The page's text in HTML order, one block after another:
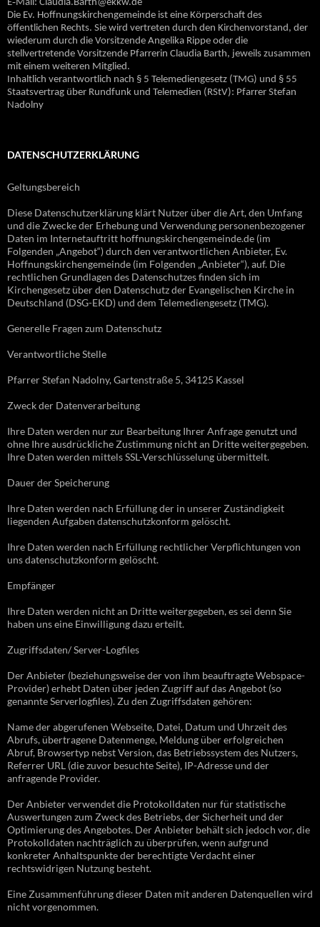
E‐Mail: Claudia.Barth@ekkw.de
Die Ev. Hoffnungskirchengemeinde ist eine Körperschaft des
öffentlichen Rechts. Sie wird vertreten durch den Kirchenvorstand, der
wiederum durch die Vorsitzende Angelika Rippe oder die
stellvertretende Vorsitzende Pfarrerin Claudia Barth, jeweils zusammen
mit einem weiteren Mitglied.
Inhaltlich verantwortlich nach § 5 Telemediengesetz (TMG) und § 55
Staatsvertrag über Rundfunk und Telemedien (RStV): Pfarrer Stefan
Nadolny
DATENSCHUTZERKLÄRUNG
Geltungsbereich
Diese Datenschutzerklärung klärt Nutzer über die Art, den Umfang
und die Zwecke der Erhebung und Verwendung personenbezogener
Daten im Internetauftritt hoffnungskirchengemeinde.de (im
Folgenden „Angebot“) durch den verantwortlichen Anbieter, Ev.
Hoffnungskirchengemeinde (im Folgenden „Anbieter“), auf. Die
rechtlichen Grundlagen des Datenschutzes finden sich im
Kirchengesetz über den Datenschutz der Evangelischen Kirche in
Deutschland (DSG-EKD) und dem Telemediengesetz (TMG).
Generelle Fragen zum Datenschutz
Verantwortliche Stelle
Pfarrer Stefan Nadolny, Gartenstraße 5, 34125 Kassel
Zweck der Datenverarbeitung
Ihre Daten werden nur zur Bearbeitung Ihrer Anfrage genutzt und
ohne Ihre ausdrückliche Zustimmung nicht an Dritte weitergegeben.
Ihre Daten werden mittels SSL-Verschlüsselung übermittelt.
Dauer der Speicherung
Ihre Daten werden nach Erfüllung der in unserer Zuständigkeit
liegenden Aufgaben datenschutzkonform gelöscht.
Ihre Daten werden nach Erfüllung rechtlicher Verpflichtungen von
uns datenschutzkonform gelöscht.
Empfänger
Ihre Daten werden nicht an Dritte weitergegeben, es sei denn Sie
haben uns eine Einwilligung dazu erteilt.
Zugriffsdaten/ Server-Logfiles
Der Anbieter (beziehungsweise der von ihm beauftragte Webspace-
Provider) erhebt Daten über jeden Zugriff auf das Angebot (so
genannte Serverlogfiles). Zu den Zugriffsdaten gehören:
Name der abgerufenen Webseite, Datei, Datum und Uhrzeit des
Abrufs, übertragene Datenmenge, Meldung über erfolgreichen
Abruf, Browsertyp nebst Version, das Betriebssystem des Nutzers,
Referrer URL (die zuvor besuchte Seite), IP-Adresse und der
anfragende Provider.
Der Anbieter verwendet die Protokolldaten nur für statistische
Auswertungen zum Zweck des Betriebs, der Sicherheit und der
Optimierung des Angebotes. Der Anbieter behält sich jedoch vor, die
Protokolldaten nachträglich zu überprüfen, wenn aufgrund
konkreter Anhaltspunkte der berechtigte Verdacht einer
rechtswidrigen Nutzung besteht.
Eine Zusammenführung dieser Daten mit anderen Datenquellen wird
nicht vorgenommen.